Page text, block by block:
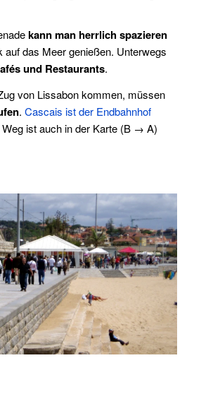
kann man herrlich spazieren
auf das Meer genießen. Unterwegs
und Restaurants.
von Lissabon kommen, müssen
. Cascais ist der Endbahnhof
ist auch in der Karte (B → A)